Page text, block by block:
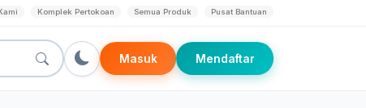
Komplek Pertokoan Semua Produk Pusat Bantuan
Masuk Mendaftar